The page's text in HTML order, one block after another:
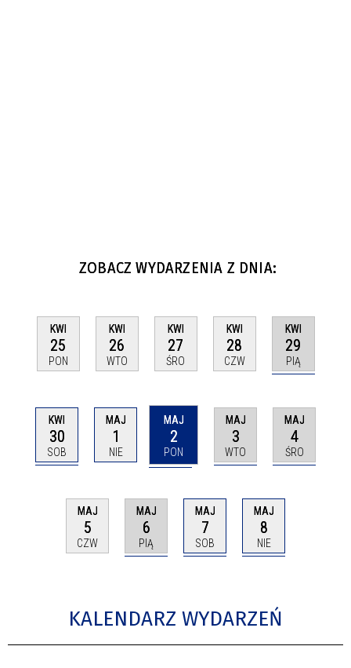
ZOBACZ WYDARZENIA Z DNIA:
KWI
25
PON
KWI
26
WTO
KWI
27
ŚRO
KWI
28
CZW
KWI
29
PIĄ
KWI
30
SOB
MAJ
1
NIE
MAJ
2
PON
MAJ
3
WTO
MAJ
4
ŚRO
MAJ
5
CZW
MAJ
6
PIĄ
MAJ
7
SOB
MAJ
8
NIE
KALENDARZ WYDARZEŃ